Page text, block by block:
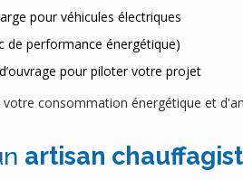
pour véhicules électriques
de performance énergétique)
pour piloter votre projet
consommation énergétique et
artisan